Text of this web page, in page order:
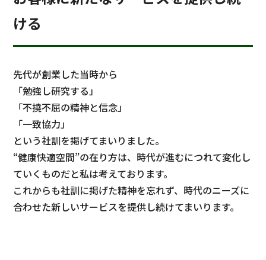
ける
先代が創業した当時から
「勉強し研究する」
「不撓不屈の精神と信念」
「一致協力」
という社訓を掲げてまいりました。
“健康快適空間”の在り方は、時代が進むにつれて変化し
ていくものだと私は考えております。
これからも社訓に掲げた精神を忘れず、時代のニーズに
合わせた新しいサービスを提供し続けてまいります。